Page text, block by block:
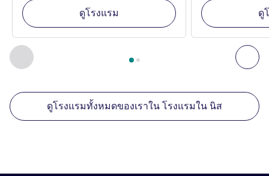
ก่อนหน้า - สถานประกอบการอื่นของเราที่อยู่ใกล้เคียง ถั
หน้า1 , สถานประกอบการอื่นของเราที่อยู่ใกล้เคียง 1 :,
ดูโรงแรม ดู
ดูโรงแรมทั้งหมดของเราใน โรงแรมใน นิส